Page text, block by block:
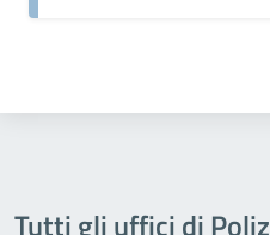
Tutti gli uffici di